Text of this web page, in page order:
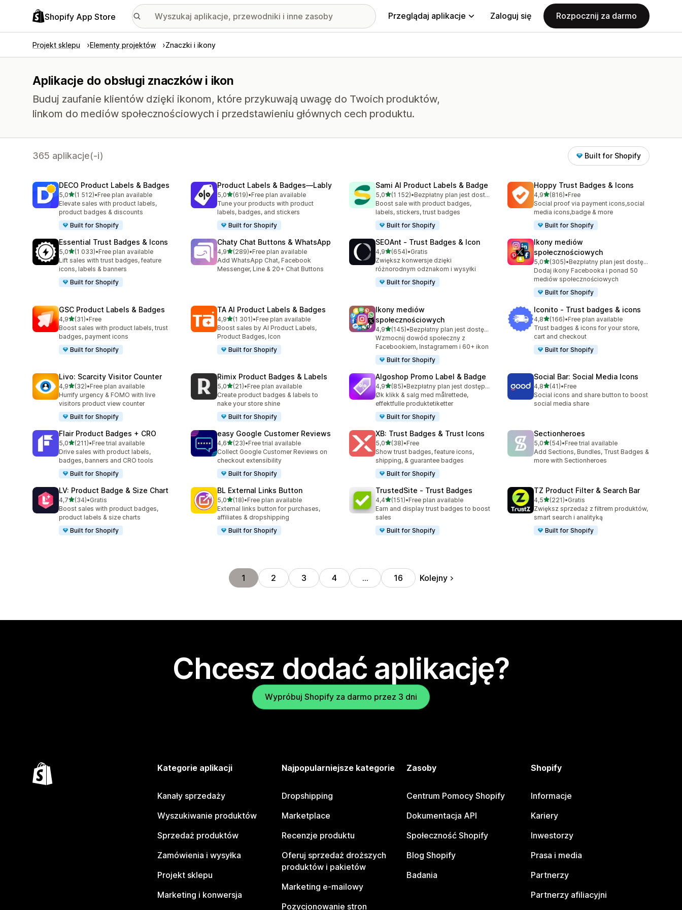
Shopify App Store Przeglądaj aplikacje Zaloguj się Rozpocznij za darmo
Projekt sklepu Elementy projektów Znaczki i ikony
Aplikacje do obsługi znaczków i ikon
Buduj zaufanie klientów dzięki ikonom, które przykuwają uwagę do Twoich produktów,
linkom do mediów społecznościowych i przedstawieniu głównych cech produktu.
365 aplikacje(-i) Built for Shopify
DECO Product Labels & Badges
5,0na 5 gwiazdek
(1 512)
Łączna liczba recenzji: 1512
•Free plan available
Elevate sales with product labels,
product badges & discounts
Built for Shopify
Product Labels & Badges—Lably
5,0na 5 gwiazdek
(619)
Łączna liczba recenzji: 619
•Free plan available
Tune your products with product
labels, badges, and stickers
Built for Shopify
Sami AI Product Labels & Badge
5,0na 5 gwiazdek
(1 152)
Łączna liczba recenzji: 1152
•
Bezpłatny plan jest dostępny
Boost sale with product badges,
labels, stickers, trust badges
Built for Shopify
Hoppy Trust Badges & Icons
4,9na 5 gwiazdek
(816)
Łączna liczba recenzji: 816
•Free
Social proof via payment icons,social
media icons,badge & more
Built for Shopify
Essential Trust Badges & Icons
5,0na 5 gwiazdek
(1 033)
Łączna liczba recenzji: 1033
•Free plan available
Lift sales with trust badges, feature
icons, labels & banners
Built for Shopify
Chaty Chat Buttons & WhatsApp
4,9na 5 gwiazdek
(289)
Łączna liczba recenzji: 289
•Free plan available
Add WhatsApp Chat, Facebook
Messenger, Line & 20+ Chat Buttons
SEOAnt ‑ Trust Badges & Icon
4,9na 5 gwiazdek
(654)
Łączna liczba recenzji: 654
•Gratis
Zwiększ konwersje dzięki
różnorodnym odznakom i wysyłki
Built for Shopify
Ikony mediów
społecznościowych
5,0na 5 gwiazdek
(305)
Łączna liczba recenzji: 305
•
Bezpłatny plan jest dostępny
Dodaj ikony Facebooka i ponad 50
mediów społecznościowych
Built for Shopify
GSC Product Labels & Badges
4,9na 5 gwiazdek
(31)
Łączna liczba recenzji: 31
•Free
Boost sales with product labels, trust
badges, payment icons
Built for Shopify
TA AI Product Labels & Badges
4,9na 5 gwiazdek
(1 301)
Łączna liczba recenzji: 1301
•Free plan available
Boost sales by AI Product Labels,
Product Badges, Icon
Built for Shopify
Ikony mediów
społecznościowych
4,9na 5 gwiazdek
(145)
Łączna liczba recenzji: 145
•
Bezpłatny plan jest dostępny
Wzmocnij dowód społeczny z
Facebookiem, Instagramem i 60+ ikon
Built for Shopify
Iconito ‑ Trust badges & icons
4,8na 5 gwiazdek
(166)
Łączna liczba recenzji: 166
•Free plan available
Trust badges & icons for your store,
cart and checkout
Built for Shopify
Livo: Scarcity Visitor Counter
4,9na 5 gwiazdek
(32)
Łączna liczba recenzji: 32
•Free plan available
Hurrify urgency & FOMO with live
visitors product view counter
Built for Shopify
Rimix Product Badges & Labels
5,0na 5 gwiazdek
(21)
Łączna liczba recenzji: 21
•Free plan available
Create product badges & labels to
nake your store shine
Built for Shopify
Algoshop Promo Label & Badge
4,9na 5 gwiazdek
(85)
Łączna liczba recenzji: 85
•
Bezpłatny plan jest dostępny
Øk klikk & salg med målrettede,
effektfulle produktetiketter
Built for Shopify
Social Bar: Social Media Icons
4,8na 5 gwiazdek
(41)
Łączna liczba recenzji: 41
•Free
Social icons and share button to boost
social media share
Flair Product Badges + CRO
5,0na 5 gwiazdek
(211)
Łączna liczba recenzji: 211
•Free trial available
Drive sales with product labels,
badges, banners and CRO tools
Built for Shopify
easy Google Customer Reviews
4,6na 5 gwiazdek
(23)
Łączna liczba recenzji: 23
•Free trial available
Collect Google Customer Reviews on
checkout extensibility
Built for Shopify
XB: Trust Badges & Trust Icons
5,0na 5 gwiazdek
(38)
Łączna liczba recenzji: 38
•Free
Show trust badges, feature icons,
shipping, & guarantee badges
Built for Shopify
Sectionheroes
5,0na 5 gwiazdek
(54)
Łączna liczba recenzji: 54
•Free trial available
Add Sections, Bundles, Trust Badges &
more with Sectionheroes
LV: Product Badge & Size Chart
4,7na 5 gwiazdek
(34)
Łączna liczba recenzji: 34
•Gratis
Boost sales with product badges,
product labels & size charts
Built for Shopify
BL External Links Button
5,0na 5 gwiazdek
(18)
Łączna liczba recenzji: 18
•Free plan available
External links button for purchases,
affiliates & dropshipping
Built for Shopify
TrustedSite ‑ Trust Badges
4,4na 5 gwiazdek
(151)
Łączna liczba recenzji: 151
•Free plan available
Earn and display trust badges to boost
sales
Built for Shopify
TZ Product Filter & Search Bar
4,5na 5 gwiazdek
(221)
Łączna liczba recenzji: 221
•Gratis
Zwiększ sprzedaż z filtrem produktów,
smart search i analityką
Built for Shopify
1 2 3 4 … 16 Kolejny
Chcesz dodać aplikację?
Wypróbuj Shopify za darmo przez 3 dni
Kategorie aplikacji
Kanały sprzedaży
Wyszukiwanie produktów
Sprzedaż produktów
Zamówienia i wysyłka
Projekt sklepu
Marketing i konwersja
Najpopularniejsze kategorie
Dropshipping
Marketplace
Recenzje produktu
Oferuj sprzedaż droższych
produktów i pakietów
Marketing e-mailowy
Pozycjonowanie stron
Zasoby
Centrum Pomocy Shopify
Dokumentacja API
Społeczność Shopify
Blog Shopify
Badania
Shopify
Informacje
Kariery
Inwestorzy
Prasa i media
Partnerzy
Partnerzy afiliacyjni